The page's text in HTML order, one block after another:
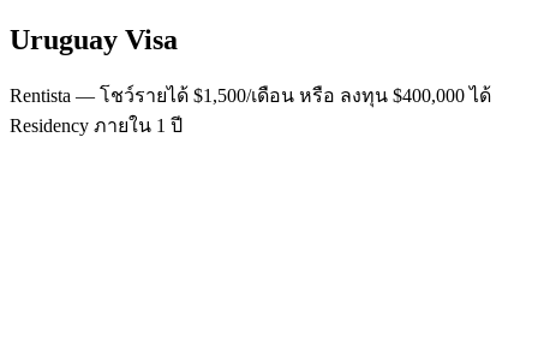
Uruguay Visa
Rentista — โชว์รายได้ $1,500/เดือน หรือ ลงทุน $400,000 ได้
Residency ภายใน 1 ปี